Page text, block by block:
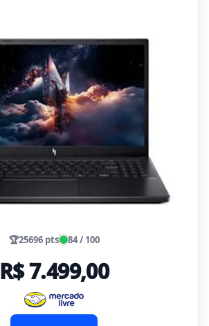
🏆25696 pts 84 / 100
R$ 7.499,00